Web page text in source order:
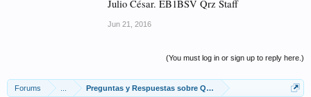
Julio César. EB1BSV Qrz Staff
Jun 21, 2016
(You must log in or sign up to reply here.)
Forums Preguntas y Respuestas sobre QRZ.COM